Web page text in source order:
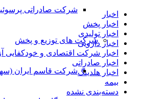
شرکت صادراتی
شرکت های توزیع و پخش
شرکت قاسم ایران
اخبار
اخبار پخش
اخبار تولیدی
اخبار دارویی
اخبار شرکت اقتصادی و خودکفایی
اخبار صادراتی
اخبار هلدینگ
بیمه
دسته‌بندی نشده